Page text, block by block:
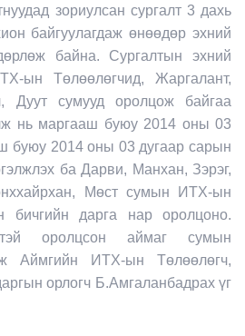
зориулсан сургалт 3 дахь
байгуулагдаж өнөөдөр эхний
байна. Сургалтын эхний
ын Төлөөлөгчид, Жаргалант,
Дуут сумууд оролцож байгаа
нь маргааш буюу 2014 оны 03
буюу 2014 оны 03 дугаар сарын
ба Дарви, Манхан, Зэрэг,
Мөст сумын ИТХ-ын
бичгийн дарга нар оролцоно.
оролцсон аймаг сумын
Аймгийн ИТХ-ын Төлөөлөгч,
орлогч Б.Амгаланбадрах үг